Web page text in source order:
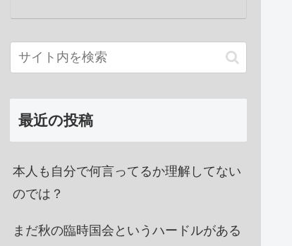
最近の投稿
本人も自分で何言ってるか理解してない
のでは？
まだ秋の臨時国会というハードルがある